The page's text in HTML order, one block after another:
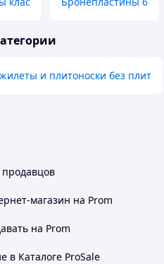
и плитоноски без плит
магазин на Prom
на Prom
в Каталоге ProSale